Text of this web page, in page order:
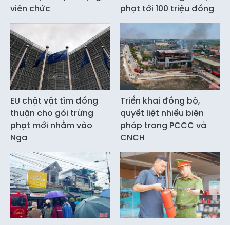
viên chức
phạt tới 100 triệu đồng
EU chật vật tìm đồng
thuận cho gói trừng
phạt mới nhằm vào
Nga
Triển khai đồng bộ,
quyết liệt nhiều biện
pháp trong PCCC và
CNCH